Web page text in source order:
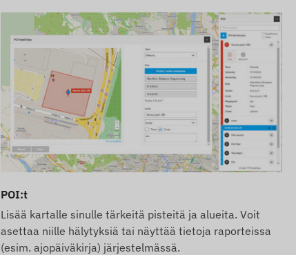
POI:t
Lisää kartalle sinulle tärkeitä pisteitä ja alueita. Voit
asettaa niille hälytyksiä tai näyttää tietoja raporteissa
(esim. ajopäiväkirja) järjestelmässä.